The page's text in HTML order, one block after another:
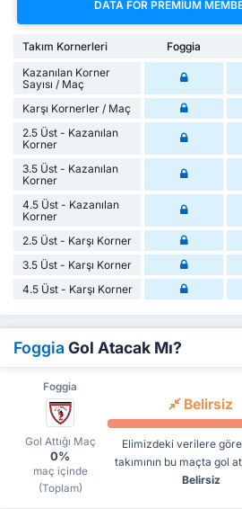
DATA FOR PREMIUM
Takım Kornerleri Foggia
Kazanılan Korner
Sayısı / Maç
Karşı Kornerler / Maç
2.5 Üst - Kazanılan
Korner
3.5 Üst - Kazanılan
Korner
4.5 Üst - Kazanılan
Korner
2.5 Üst - Karşı Korner
3.5 Üst - Karşı Korner
4.5 Üst - Karşı Korner
Foggia Gol Atacak Mı?
Foggia
Gol Attığı Maç
0%
maç içinde
(Toplam)
Belirsiz
Elimizdeki verilere göre
takımının bu maçta gol
Belirsiz